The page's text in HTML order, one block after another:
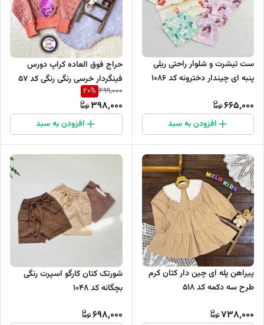
ست تیشرت و شلوار راحتی ریلی
پنبه ای چیندار دخترونه کد 1086
665,000
افزودن به سبد
حراج فوق العاده کراپ دورس
فینگردار خرسی رنگی رنگی کد 57
499,000
20%
398,000
افزودن به سبد
پیراهن پله ای چین دار کتان کرم
طرح سه دکمه کد 518
738,000
شورتک کتان کارگو اسپرت رنگی
بچگانه کد 1048
698,000